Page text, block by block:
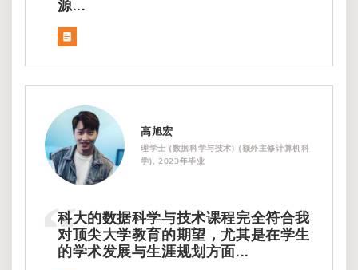
源...
高旭宏
理学士 (数据科学与技术) (额外主修计算机科
学), 2023年毕业
科大的数据科学与技术课程完全符合我
对顶尖大学教育的期望，尤其是在学生
的学术发展与生涯规划方面...